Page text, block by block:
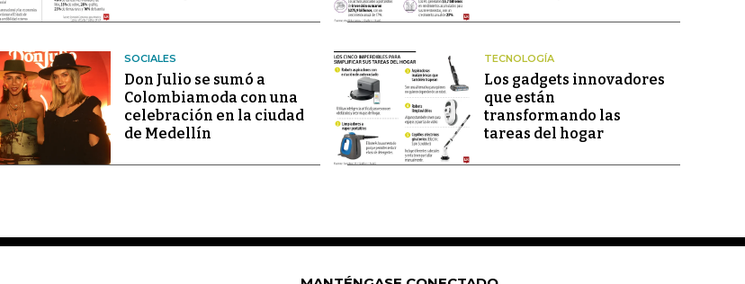
SOCIALES
Don Julio se sumó a
Colombiamoda con una
celebración en la ciudad
de Medellín
TECNOLOGÍA
Los gadgets innovadores
que están
transformando las
tareas del hogar